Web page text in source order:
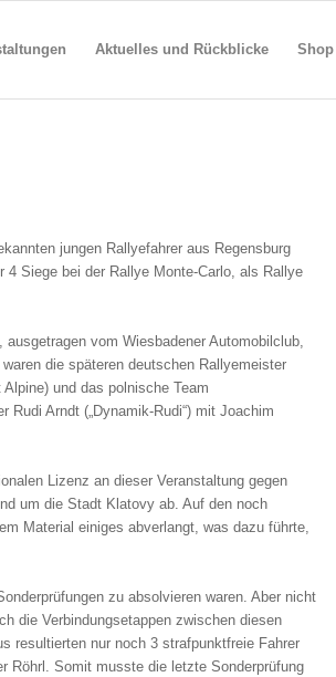
Aktuelles und Rückblicke Shop
jungen Rallyefahrer aus Regensburg
Siege bei der Rallye Monte-Carlo, als Rallye
vom Wiesbadener Automobilclub,
die späteren deutschen Rallyemeister
und das polnische Team
Arndt („Dynamik-Rudi“) mit Joachim
Lizenz an dieser Veranstaltung gegen
um die Stadt Klatovy ab. Auf den noch
Material einiges abverlangt, was dazu führte,
zu absolvieren waren. Aber nicht
die Verbindungsetappen zwischen diesen
resultierten nur noch 3 strafpunktfreie Fahrer
Röhrl. Somit musste die letzte Sonderprüfung